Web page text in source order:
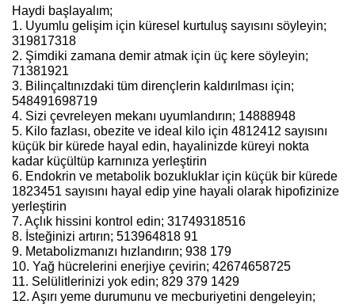
Haydi başlayalım;
1. Uyumlu gelişim için küresel kurtuluş sayısını söyleyin;
319817318
2. Şimdiki zamana demir atmak için üç kere söyleyin;
71381921
3. Bilinçaltınızdaki tüm dirençlerin kaldırılması için;
548491698719
4. Sizi çevreleyen mekanı uyumlandırın; 14888948
5. Kilo fazlası, obezite ve ideal kilo için 4812412 sayısını
küçük bir kürede hayal edin, hayalinizde küreyi nokta
kadar küçültüp karnınıza yerleştirin
6. Endokrin ve metabolik bozukluklar için küçük bir kürede
1823451 sayısını hayal edip yine hayali olarak hipofizinize
yerleştirin
7. Açlık hissini kontrol edin; 31749318516
8. İsteğinizi artırın; 513964818 91
9. Metabolizmanızı hızlandırın; 938 179
10. Yağ hücrelerini enerjiye çevirin; 42674658725
11. Selülitlerinizi yok edin; 829 379 1429
12. Aşırı yeme durumunu ve mecburiyetini dengeleyin;